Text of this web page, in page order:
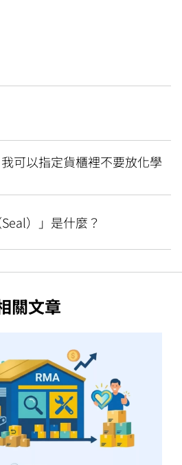
可以指定貨櫃裡不要放化學
）」是什麼？
關文章